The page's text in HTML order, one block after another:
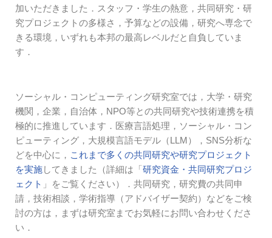
加いただきました．スタッフ・学生の熱意，共同研究・研
究プロジェクトの多様さ，予算などの設備，研究へ専念で
きる環境，いずれも本邦の最高レベルだと自負していま
す．
ソーシャル・コンピューティング研究室では，大学・研究
機関，企業，自治体，NPO等との共同研究や技術連携を積
極的に推進しています．医療言語処理，ソーシャル・コン
ピューティング，大規模言語モデル（LLM），SNS分析な
どを中心に， これまで多くの共同研究や研究プロジェクト
を実施してきました（詳細は「研究資金・共同研究プロジ
ェクト 」をご覧ください）．共同研究，研究費の共同申
請，技術相談，学術指導（アドバイザー契約）などをご検
討の方は，まずは研究室までお気軽にお問い合わせくださ
い．